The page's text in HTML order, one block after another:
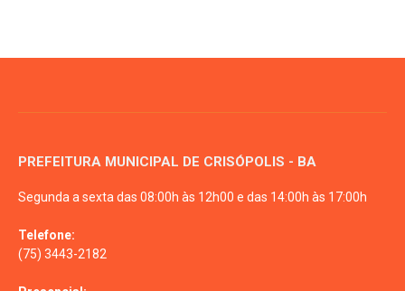
PREFEITURA MUNICIPAL DE CRISÓPOLIS - BA
Segunda a sexta das 08:00h às 12h00 e das 14:00h às 17:00h
Telefone:
(75) 3443-2182